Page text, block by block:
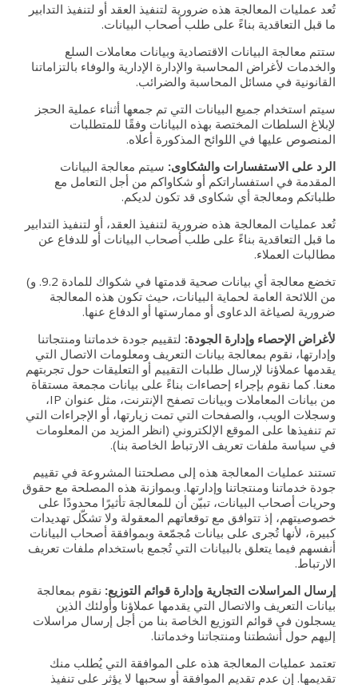
تُعد عمليات المعالجة هذه ضرورية لتنفيذ العقد أو لتنفيذ التدابير
ما قبل التعاقدية بناءً على طلب أصحاب البيانات.
ستتم معالجة البيانات الاقتصادية وبيانات معاملات السلع
والخدمات لأغراض المحاسبة والإدارة الإدارية والوفاء بالتزاماتنا
القانونية في مسائل المحاسبة والضرائب.
سيتم استخدام جميع البيانات التي تم جمعها أثناء عملية الحجز
لإبلاغ السلطات المختصة بهذه البيانات وفقًا للمتطلبات
المنصوص عليها في اللوائح المذكورة أعلاه.
الرد على الاستفسارات والشكاوى: سيتم معالجة البيانات
المقدمة في استفساراتكم أو شكاواكم من أجل التعامل مع
طلباتكم ومعالجة أي شكاوى قد تكون لديكم.
تُعد عمليات المعالجة هذه ضرورية لتنفيذ العقد، أو لتنفيذ التدابير
ما قبل التعاقدية بناءً على طلب أصحاب البيانات أو للدفاع عن
مطالبات العملاء.
تخضع معالجة أي بيانات صحية قدمتها في شكواك للمادة 9.2. و)
من اللائحة العامة لحماية البيانات، حيث تكون هذه المعالجة
ضرورية لصياغة الدعاوى أو ممارستها أو الدفاع عنها.
لأغراض الإحصاء وإدارة الجودة: لتقييم جودة خدماتنا ومنتجاتنا
وإدارتها، نقوم بمعالجة بيانات التعريف ومعلومات الاتصال التي
يقدمها عملاؤنا لإرسال طلبات التقييم أو التعليقات حول تجربتهم
معنا. كما نقوم بإجراء إحصاءات بناءً على بيانات مجمعة مستقاة
من بيانات المعاملات وبيانات تصفح الإنترنت، مثل عنوان IP،
وسجلات الويب، والصفحات التي تمت زيارتها، أو الإجراءات التي
تم تنفيذها على الموقع الإلكتروني (انظر المزيد من المعلومات
في سياسة ملفات تعريف الارتباط الخاصة بنا).
تستند عمليات المعالجة هذه إلى مصلحتنا المشروعة في تقييم
جودة خدماتنا ومنتجاتنا وإدارتها. وبموازنة هذه المصلحة مع حقوق
وحريات أصحاب البيانات، تبيّن أن للمعالجة تأثيرًا محدودًا على
خصوصيتهم، إذ تتوافق مع توقعاتهم المعقولة ولا تشكّل تهديدات
كبيرة، لأنها تُجرى على بيانات مُجمّعة وبموافقة أصحاب البيانات
أنفسهم فيما يتعلق بالبيانات التي تُجمع باستخدام ملفات تعريف
الارتباط.
إرسال المراسلات التجارية وإدارة قوائم التوزيع: نقوم بمعالجة
بيانات التعريف والاتصال التي يقدمها عملاؤنا وأولئك الذين
يسجلون في قوائم التوزيع الخاصة بنا من أجل إرسال مراسلات
إليهم حول أنشطتنا ومنتجاتنا وخدماتنا.
تعتمد عمليات المعالجة هذه على الموافقة التي يُطلب منك
تقديمها. إن عدم تقديم الموافقة أو سحبها لا يؤثر على تنفيذ